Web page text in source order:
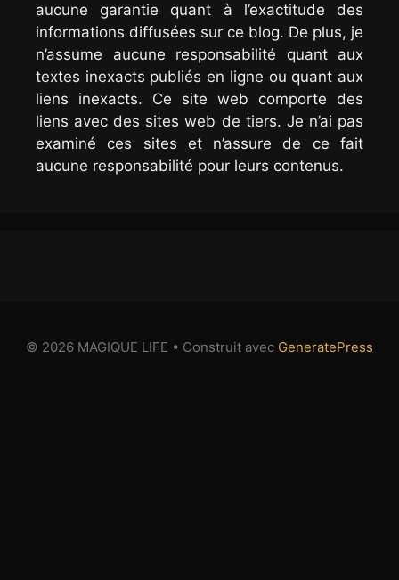
aucune garantie quant à l’exactitude des
informations diffusées sur ce blog. De plus, je
n’assume aucune responsabilité quant aux
textes inexacts publiés en ligne ou quant aux
liens inexacts. Ce site web comporte des
liens avec des sites web de tiers. Je n’ai pas
examiné ces sites et n’assure de ce fait
aucune responsabilité pour leurs contenus.
© 2026 MAGIQUE LIFE • Construit avec GeneratePress